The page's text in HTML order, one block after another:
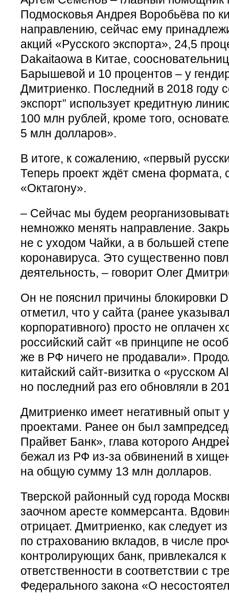
Подмосковья Андрея Воробьёва по
направлению, сейчас ему
акций «Русского экспорта», 24,5
Dakaitaowa в Китае,
Барышевой и 10 процентов – у
Дмитриенко. Последний в 2018 году
экспорт” использует кредитную
100 млн рублей, кроме того,
5 млн долларов».
В итоге, к сожалению, «первый
Теперь проект ждёт смена
«Октагону».
– Сейчас мы будем
немножко менять направление.
не с уходом Чайки, а в большей
коронавируса. Это существенно
деятельность, – говорит Олег
Он не пояснил причины блокировки
отметил, что у сайта (ранее
корпоративного) просто не оплачен
российский сайт «в принципе не
же в РФ ничего не продавали».
китайский сайт-визитка о «русском
но последний раз его обновляли в
Дмитриенко имеет негативный опыт
проектами. Ранее он был
Прайвет Банк», глава которого
бежал из РФ из-за обвинений в
на общую сумму 13 млн долларов.
Тверской районный суд города
заочном аресте коммерсанта.
отрицает. Дмитриенко, как следует
по страхованию вкладов, в числе
контролирующих банк, привлекался
ответственности в соответствии с
Федерального закона «О